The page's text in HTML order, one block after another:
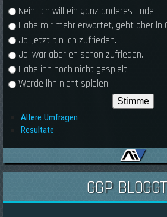
Auswahlmöglichkeiten
Nein, ich will ein ganz anderes Ende.
Habe mir mehr erwartet, geht aber in
Ja, jetzt bin ich zufrieden.
Ja, war aber eh schon zufrieden.
Habe ihn noch nicht gespielt.
Werde ihn nicht spielen.
Ältere Umfragen
Resultate
GGP